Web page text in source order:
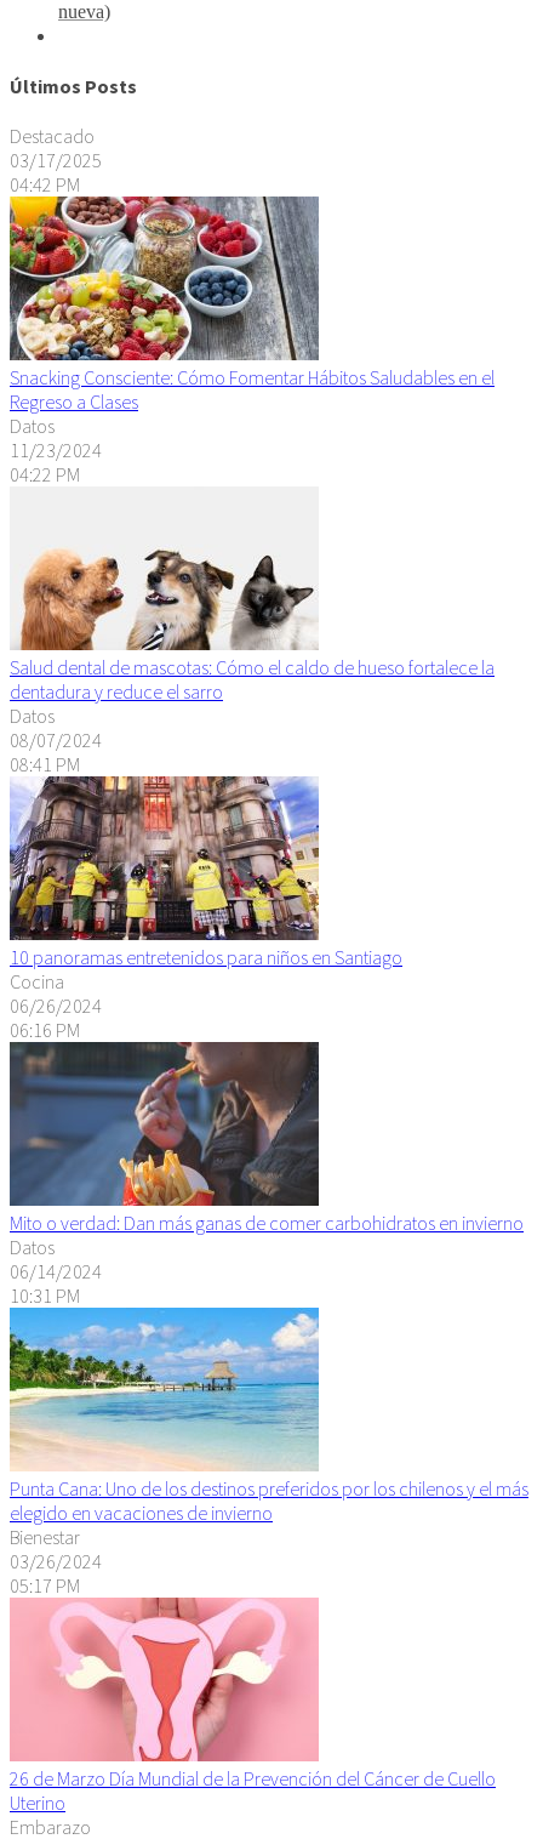
nueva)
Últimos Posts
Destacado
03/17/2025
04:42 PM
Snacking Consciente: Cómo Fomentar Hábitos Saludables en el
Regreso a Clases
Datos
11/23/2024
04:22 PM
Salud dental de mascotas: Cómo el caldo de hueso fortalece la
dentadura y reduce el sarro
Datos
08/07/2024
08:41 PM
10 panoramas entretenidos para niños en Santiago
Cocina
06/26/2024
06:16 PM
Mito o verdad: Dan más ganas de comer carbohidratos en invierno
Datos
06/14/2024
10:31 PM
Punta Cana: Uno de los destinos preferidos por los chilenos y el más
elegido en vacaciones de invierno
Bienestar
03/26/2024
05:17 PM
26 de Marzo Día Mundial de la Prevención del Cáncer de Cuello
Uterino
Embarazo